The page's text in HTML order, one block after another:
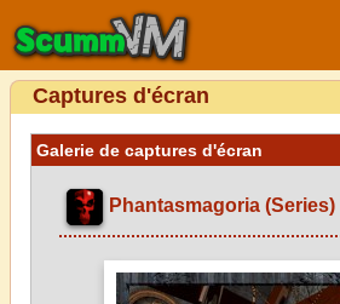
Captures d'écran
Galerie de captures d'écran
Phantasmagoria (Series)